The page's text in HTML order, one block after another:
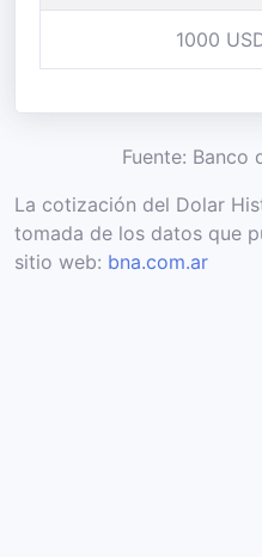
1000
Fuente: Banco
La cotización del Dolar
tomada de los datos que
sitio web: bna.com.ar